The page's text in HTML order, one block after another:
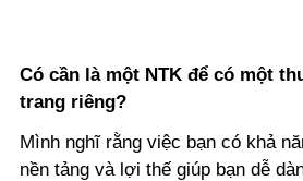
Có cần là một NTK để có một
trang riêng?
Mình nghĩ rằng việc bạn có khả
nền tảng và lợi thế giúp bạn dễ